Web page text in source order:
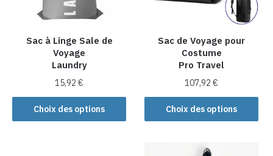
choisies
la
page
du
produit
Sac à Linge Sale de
Voyage
Laundry
15,92€
Choix des options
Ce
produit
Sac de Voyage pour
Costume
Pro Travel
107,92€
Choix des options
Ce
produit
plusieurs